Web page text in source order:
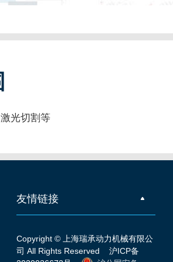
光切割等
友情链接
Copyright © 上海瑞承动力机械有限公
司 All Rights Reserved沪ICP备